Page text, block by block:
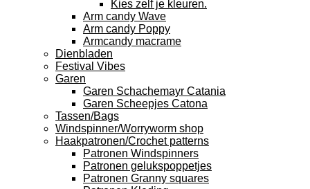
Kies zelf je kleuren.
Arm candy Wave
Arm candy Poppy
Armcandy macrame
Dienbladen
Festival Vibes
Garen
Garen Schachemayr Catania
Garen Scheepjes Catona
Tassen/Bags
Windspinner/Worryworm shop
Haakpatronen/Crochet patterns
Patronen Windspinners
Patronen gelukspoppetjes
Patronen Granny squares